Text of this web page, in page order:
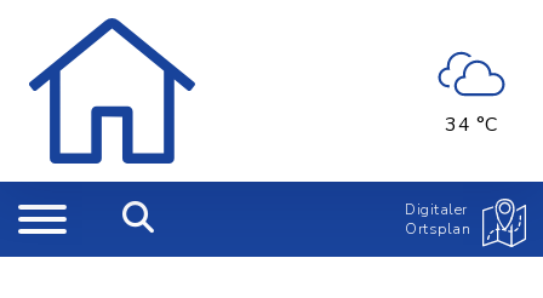
34 °C
Digitaler
Ortsplan